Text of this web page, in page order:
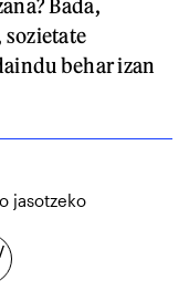
Bada,
sozietate
behar izan